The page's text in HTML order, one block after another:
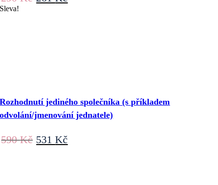
cena
cena
Sleva!
Rozhodnutí jediného společníka (s příkladem
odvolání/jmenování jednatele)
590Kč Původní
cena
531Kč
cena